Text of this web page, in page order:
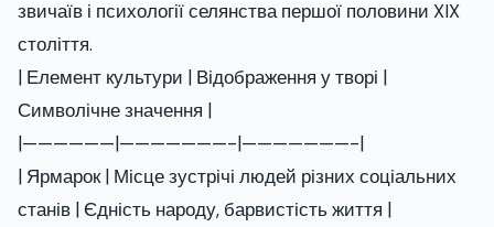
звичаїв і психології селянства першої половини XIX
століття.
| Елемент культури | Відображення у творі |
Символічне значення |
|——————|———————-|———————-|
| Ярмарок | Місце зустрічі людей різних соціальних
станів | Єдність народу, барвистість життя |